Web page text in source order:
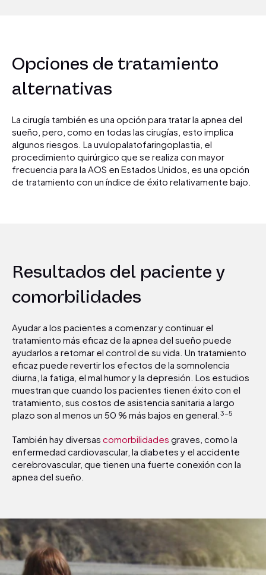
Opciones de tratamiento
alternativas
La cirugía también es una opción para tratar la apnea del
sueño, pero, como en todas las cirugías, esto implica
algunos riesgos. La uvulopalatofaringoplastia, el
procedimiento quirúrgico que se realiza con mayor
frecuencia para la AOS en Estados Unidos, es una opción
de tratamiento con un índice de éxito relativamente bajo.
Resultados del paciente y
comorbilidades
Ayudar a los pacientes a comenzar y continuar el
tratamiento más eficaz de la apnea del sueño puede
ayudarlos a retomar el control de su vida. Un tratamiento
eficaz puede revertir los efectos de la somnolencia
diurna, la fatiga, el mal humor y la depresión. Los estudios
muestran que cuando los pacientes tienen éxito con el
tratamiento, sus costos de asistencia sanitaria a largo
plazo son al menos un 50 % más bajos en general. 3-5
También hay diversas comorbilidades graves, como la
enfermedad cardiovascular, la diabetes y el accidente
cerebrovascular, que tienen una fuerte conexión con la
apnea del sueño.